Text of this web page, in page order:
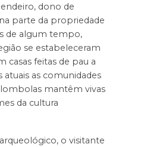
dono de
parte da propriedade
de algum tempo,
se estabeleceram
casas feitas de pau a
atuais as comunidades
mantêm vivas
da cultura
o visitante